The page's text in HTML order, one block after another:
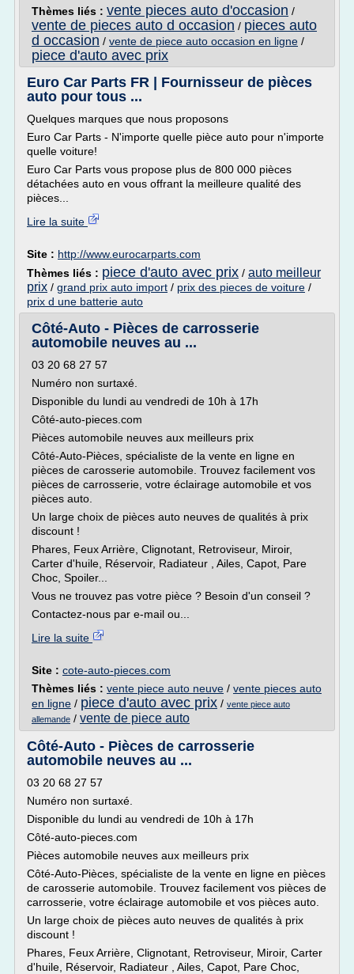
Thèmes liés : vente pieces auto d'occasion /
vente de pieces auto d occasion / pieces auto
d occasion / vente de piece auto occasion en ligne /
piece d'auto avec prix
Euro Car Parts FR | Fournisseur de pièces
auto pour tous ...
Quelques marques que nous proposons
Euro Car Parts - N'importe quelle pièce auto pour n'importe
quelle voiture!
Euro Car Parts vous propose plus de 800 000 pièces
détachées auto en vous offrant la meilleure qualité des
pièces...
Lire la suite
Site : http://www.eurocarparts.com
Thèmes liés : piece d'auto avec prix / auto meilleur
prix / grand prix auto import / prix des pieces de voiture /
prix d une batterie auto
Côté-Auto - Pièces de carrosserie
automobile neuves au ...
03 20 68 27 57
Numéro non surtaxé.
Disponible du lundi au vendredi de 10h à 17h
Côté-auto-pieces.com
Pièces automobile neuves aux meilleurs prix
Côté-Auto-Pièces, spécialiste de la vente en ligne en
pièces de carosserie automobile. Trouvez facilement vos
pièces de carrosserie, votre éclairage automobile et vos
pièces auto.
Un large choix de pièces auto neuves de qualités à prix
discount !
Phares, Feux Arrière, Clignotant, Retroviseur, Miroir,
Carter d'huile, Réservoir, Radiateur , Ailes, Capot, Pare
Choc, Spoiler...
Vous ne trouvez pas votre pièce ? Besoin d'un conseil ?
Contactez-nous par e-mail ou...
Lire la suite
Site : cote-auto-pieces.com
Thèmes liés : vente piece auto neuve / vente pieces auto
en ligne / piece d'auto avec prix / vente piece auto
allemande / vente de piece auto
Côté-Auto - Pièces de carrosserie
automobile neuves au ...
03 20 68 27 57
Numéro non surtaxé.
Disponible du lundi au vendredi de 10h à 17h
Côté-auto-pieces.com
Pièces automobile neuves aux meilleurs prix
Côté-Auto-Pièces, spécialiste de la vente en ligne en pièces
de carosserie automobile. Trouvez facilement vos pièces de
carrosserie, votre éclairage automobile et vos pièces auto.
Un large choix de pièces auto neuves de qualités à prix
discount !
Phares, Feux Arrière, Clignotant, Retroviseur, Miroir, Carter
d'huile, Réservoir, Radiateur , Ailes, Capot, Pare Choc,